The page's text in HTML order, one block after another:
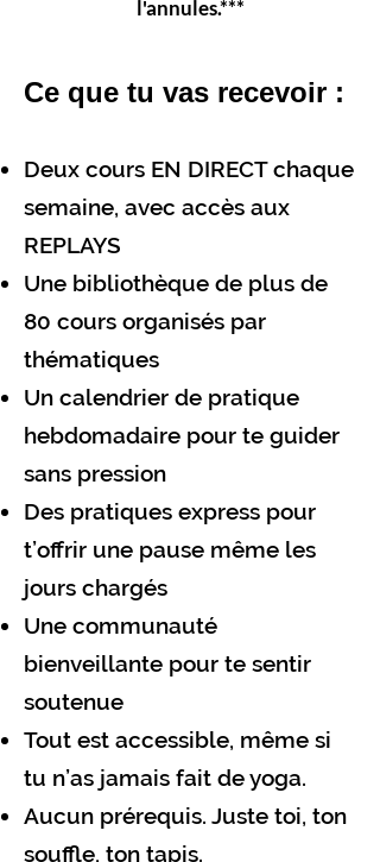
l'annules.***
Ce que tu vas recevoir :
Deux cours EN DIRECT chaque
semaine, avec accès aux
REPLAYS
Une bibliothèque de plus de
80 cours organisés par
thématiques
Un calendrier de pratique
hebdomadaire pour te guider
sans pression
Des pratiques express pour
t’offrir une pause même les
jours chargés
Une communauté
bienveillante pour te sentir
soutenue
Tout est accessible, même si
tu n’as jamais fait de yoga.
Aucun prérequis. Juste toi, ton
souffle, ton tapis.